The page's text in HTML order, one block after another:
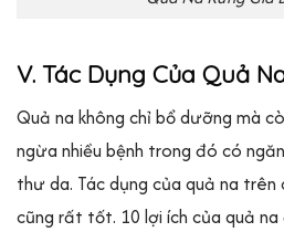
V. Tác Dụng Của Quả
Quả na không chỉ bổ dưỡng mà
ngừa nhiều bệnh trong đó có
thư da. Tác dụng của quả na trên
cũng rất tốt. 10 lợi ích của quả na